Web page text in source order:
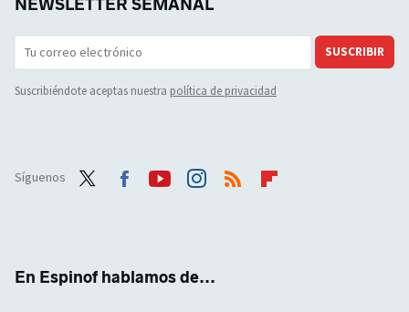
NEWSLETTER SEMANAL
SUSCRIBIR
Suscribiéndote aceptas nuestra política de privacidad
Síguenos
En Espinof hablamos de...